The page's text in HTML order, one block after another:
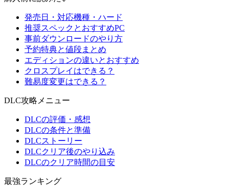
発売日・対応機種・ハード
推奨スペックとおすすめPC
事前ダウンロードのやり方
予約特典と値段まとめ
エディションの違いとおすすめ
クロスプレイはできる？
難易度変更はできる？
DLC攻略メニュー
DLCの評価・感想
DLCの条件と準備
DLCストーリー
DLCクリア後のやり込み
DLCのクリア時間の目安
最強ランキング